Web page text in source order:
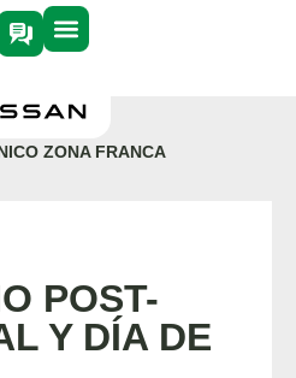
ZONA FRANCA
POST-
Y DÍA DE